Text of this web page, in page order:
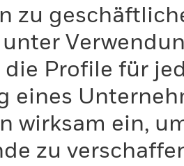
zu
unter
die Profile für
eines
wirksam ein,
zu